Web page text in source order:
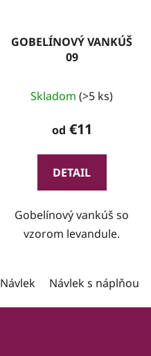
GOBELÍNOVÝ VANKÚŠ
09
Skladom (>5 ks)
od €11
DETAIL
Gobelínový vankúš so
vzorom levandule.
Návlek Návlek s náplňou